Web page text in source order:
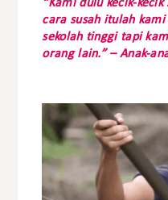
“Kami dulu kecik-
cara susah itulah
sekolah tinggi tapi
orang lain.” – Anak-